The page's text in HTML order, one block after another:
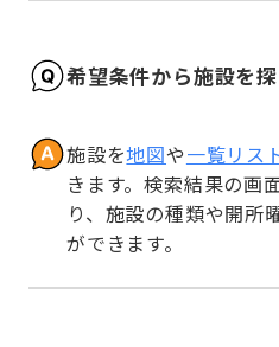
希望条件から施設を
施設を地図や一覧リス
きます。検索結果の画
り、施設の種類や開所
ができます。